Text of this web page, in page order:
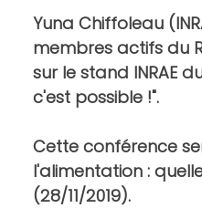
Yuna Chiffoleau
membres actifs du
sur le stand INRAE
c'est possible !".
Cette conférence
l'alimentation :
(28/11/2019).